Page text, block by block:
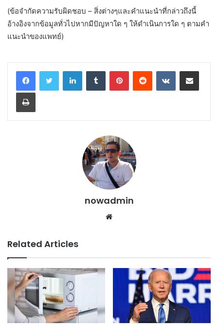
(ข้อจำกัดความรับผิดชอบ – สิ่งต่างๆและคำแนะนำที่กล่าวถึงนี้
อ้างอิงจากข้อมูลทั่วไปหากมีปัญหาใด ๆ ให้ดำเนินการใด ๆ ตามคำ
แนะนำของแพทย์)
LinkedInTumblr PinterestReddit VKontakteShare via Email
Print
nowadmin
Website
Related Articles